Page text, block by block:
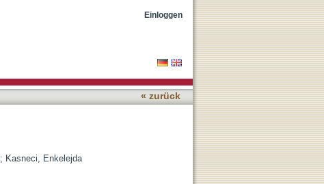
Einloggen
« zurück
; Kasneci, Enkelejda